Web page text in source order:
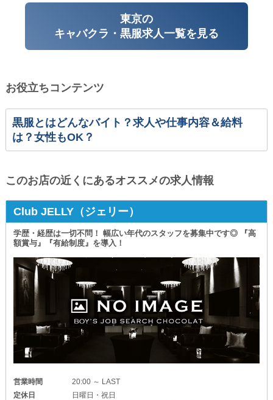
東京の
キャバクラ・黒服求人一覧を見る
お役立ちコンテンツ
黒服とはどんなバイト？求人や仕事内容＆給料
は？女性もOK？
このお店の近くにあるオススメの求人情報
Club JELLY（ジェリー）
学歴・経歴は一切不問！ 幅広い年代のスタッフを募集中です◎ 『高
額賞与』『有給制度』を導入！
営業時間
20:00 ～ LAST
定休日
日曜日・祝日